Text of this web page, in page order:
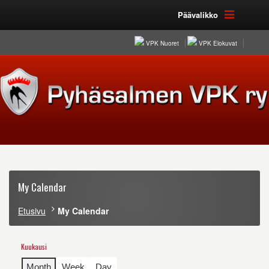
Päävalikko
VPK Nuoret VPK Elokuvat
My Calendar
Etusivu My Calendar
Kuukausi
Month
Week Day